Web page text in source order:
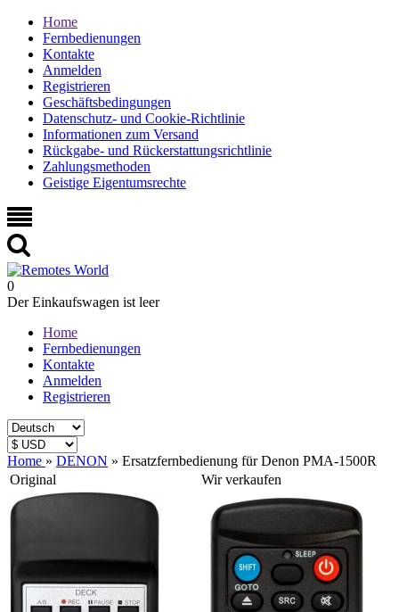
Home
Fernbedienungen
Kontakte
Anmelden
Registrieren
Geschäftsbedingungen
Datenschutz- und Cookie-Richtlinie
Informationen zum Versand
Rückgabe- und Rückerstattungsrichtlinie
Zahlungsmethoden
Geistige Eigentumsrechte
0
Der Einkaufswagen ist leer
Home
Fernbedienungen
Kontakte
Anmelden
Registrieren
Home » DENON » Ersatzfernbedienung für Denon PMA-1500R
Original
Wir verkaufen